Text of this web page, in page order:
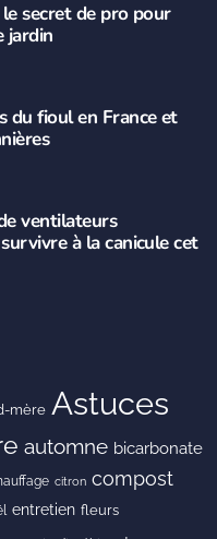
secret de pro pour
jardin
du fioul en France et
ventilateurs
à la canicule cet
mère Astuces
automne bicarbonate
citron compost
entretien fleurs